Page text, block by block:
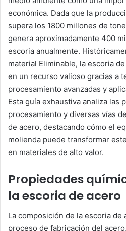
económica. Dada que la
supera los 1800 millones de
genera aproximadamente 400
escoria anualmente.
material Eliminable, la escoria
en un recurso valioso gracias a
procesamiento avanzadas y
Esta guía exhaustiva analiza las
procesamiento y diversas vías
de acero, destacando cómo el
molienda puede transformar
en materiales de alto valor.
Propiedades
la escoria de acero
La composición de la escoria
proceso de fabricación del